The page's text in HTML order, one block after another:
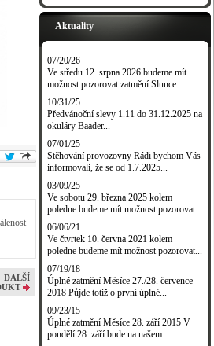
DALŠÍ
Aktuality
07/20/26
Ve středu 12. srpna 2026 budeme mít
možnost pozorovat zatmění Slunce....
10/31/25
Předvánoční slevy 1.11 do 31.12.2025 na
okuláry Baader...
07/01/25
Stěhování provozovny Rádi bychom Vás
informovali, že se od 1.7.2025...
03/09/25
Ve sobotu 29. března 2025 kolem
poledne budeme mít možnost pozorovat...
06/06/21
Ve čtvrtek 10. června 2021 kolem
poledne budeme mít možnost pozorovat...
07/19/18
Úplné zatmění Měsíce 27./28. července
2018 Půjde totiž o první úplné...
09/23/15
Úplné zatmění Měsíce 28. září 2015 V
pondělí 28. září bude na našem...